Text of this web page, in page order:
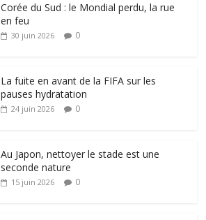
Corée du Sud : le Mondial perdu, la rue
en feu
30 juin 2026 0
La fuite en avant de la FIFA sur les
pauses hydratation
24 juin 2026 0
Au Japon, nettoyer le stade est une
seconde nature
15 juin 2026 0